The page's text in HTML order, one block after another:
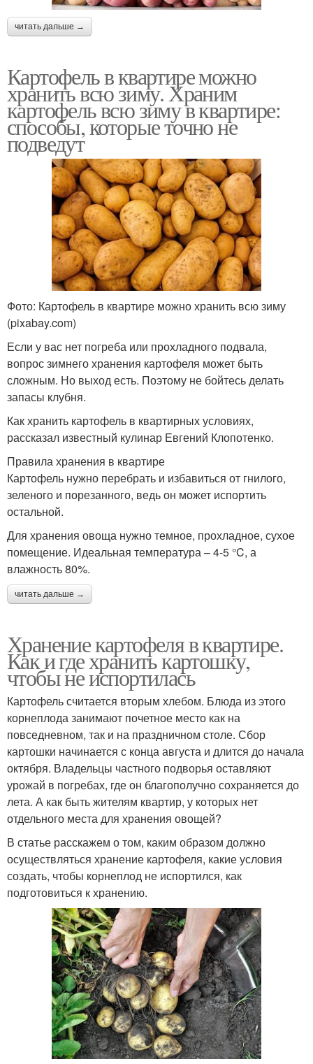
читать дальше →
Картофель в квартире можно
хранить всю зиму. Храним
картофель всю зиму в квартире:
способы, которые точно не
подведут
Фото: Картофель в квартире можно хранить всю зиму
(pixabay.com)
Если у вас нет погреба или прохладного подвала,
вопрос зимнего хранения картофеля может быть
сложным. Но выход есть. Поэтому не бойтесь делать
запасы клубня.
Как хранить картофель в квартирных условиях,
рассказал известный кулинар Евгений Клопотенко.
Правила хранения в квартире
Картофель нужно перебрать и избавиться от гнилого,
зеленого и порезанного, ведь он может испортить
остальной.
Для хранения овоща нужно темное, прохладное, сухое
помещение. Идеальная температура – 4-5 °C, а
влажность 80%.
читать дальше →
Хранение картофеля в квартире.
Как и где хранить картошку,
чтобы не испортилась
Картофель считается вторым хлебом. Блюда из этого
корнеплода занимают почетное место как на
повседневном, так и на праздничном столе. Сбор
картошки начинается с конца августа и длится до начала
октября. Владельцы частного подворья оставляют
урожай в погребах, где он благополучно сохраняется до
лета. А как быть жителям квартир, у которых нет
отдельного места для хранения овощей?
В статье расскажем о том, каким образом должно
осуществляться хранение картофеля, какие условия
создать, чтобы корнеплод не испортился, как
подготовиться к хранению.